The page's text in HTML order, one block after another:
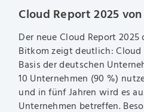
Cloud Report 2025
Der neue Cloud Report
Bitkom zeigt deutlich:
Basis der deutschen
10 Unternehmen (90 %)
und in fünf Jahren wird es
Unternehmen betreffen.